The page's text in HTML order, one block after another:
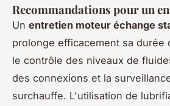
Recommandations pour un
Un entretien moteur échange
prolonge efficacement sa durée
le contrôle des niveaux de
des connexions et la
surchauffe. L'utilisation de